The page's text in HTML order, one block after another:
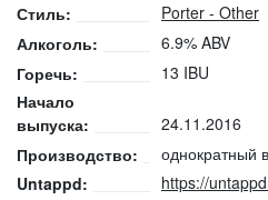
Стиль:
Porter - Other
Алкоголь:
6.9% ABV
Горечь:
13 IBU
Начало
выпуска:
24.11.2016
Производство:
однократный
Untappd:
https://